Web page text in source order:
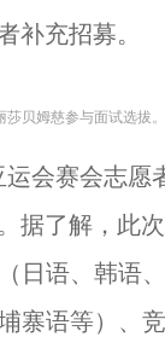
补充招募。
莎贝姆慈参与面试选拔
赛会志愿
据了解，此
日语、韩语
寨语等）、